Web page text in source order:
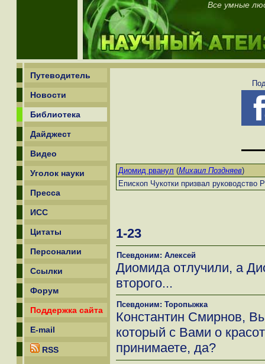
Все умные
Путеводитель
Новости
Библиотека
Дайджест
Видео
Уголок науки
Пресса
ИСС
Цитаты
Персоналии
Ссылки
Форум
Поддержка сайта
E-mail
RSS
Диомид рванул (Михаил Поздняев)
Епископ Чукотки призвал
1-23
Псевдоним: Алексей
Диомида отлучили, а
второго...
Псевдоним: Торопыжка
Константин Смирнов,
который с Вами о
принимаете, да?